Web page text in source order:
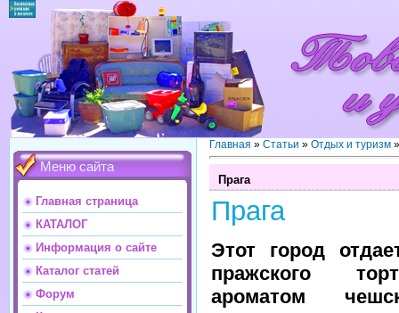
Меню сайта
Главная страница
КАТАЛОГ
Информация о сайте
Каталог статей
Форум
Главная » Статьи » Отдых и туризм
Прага
Прага
Этот город
пражского
ароматом